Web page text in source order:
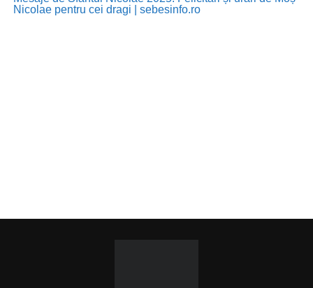
Nicolae pentru cei dragi | sebesinfo.ro